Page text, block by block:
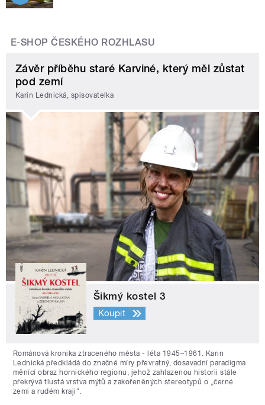
E-SHOP ČESKÉHO ROZHLASU
Závěr příběhu staré Karviné, který měl zůstat
pod zemí
Karin Lednická, spisovatelka
Šikmý kostel 3
Koupit
Románová kronika ztraceného města - léta 1945–1961. Karin
Lednická předkládá do značné míry převratný, dosavadní paradigma
měnící obraz hornického regionu, jehož zahlazenou historii stále
překrývá tlustá vrstva mýtů a zakořeněných stereotypů o „černé
zemi a rudém kraji“.